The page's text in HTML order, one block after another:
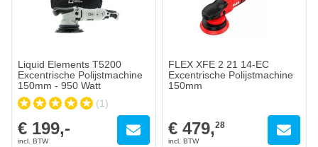
Liquid Elements T5200
Excentrische Polijstmachine
150mm - 950 Watt
(1)
€ 199,-
FLEX XFE 2 21 14-EC
Excentrische Polijstmachine
150mm
€ 479,28